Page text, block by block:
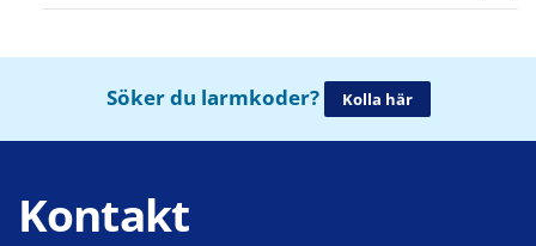
Söker du larmkoder? Kolla här
Kontakt